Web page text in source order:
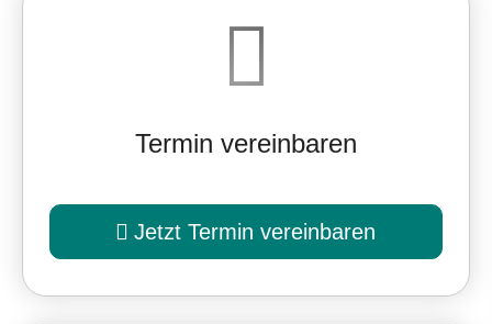
Termin ver­ein­baren
Jetzt Termin ver­ein­baren